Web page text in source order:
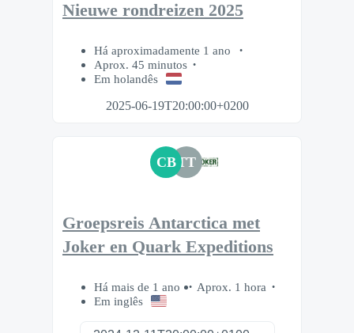
Nieuwe rondreizen 2025
Há aproximadamente 1 ano
Aprox. 45 minutos
Em holandês
2025-06-19T20:00:00+0200
CB TT
Groepsreis Antarctica met
Joker en Quark Expeditions
Há mais de 1 ano
Aprox. 1 hora
Em inglês